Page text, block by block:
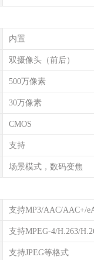
内置
双摄像头（前后）
500万像素
30万像素
CMOS
支持
场景模式，数码变焦
支持MP3/AAC/AAC+/
支持MPEG-4/H.263/
支持JPEG等格式